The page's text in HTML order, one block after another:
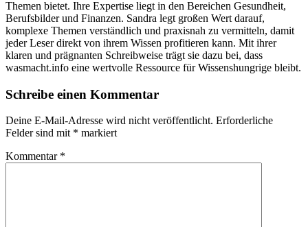
Themen bietet. Ihre Expertise liegt in den Bereichen Gesundheit,
Berufsbilder und Finanzen. Sandra legt großen Wert darauf,
komplexe Themen verständlich und praxisnah zu vermitteln, damit
jeder Leser direkt von ihrem Wissen profitieren kann. Mit ihrer
klaren und prägnanten Schreibweise trägt sie dazu bei, dass
wasmacht.info eine wertvolle Ressource für Wissenshungrige bleibt.
Schreibe einen Kommentar
Deine E-Mail-Adresse wird nicht veröffentlicht. Erforderliche
Felder sind mit * markiert
Kommentar *